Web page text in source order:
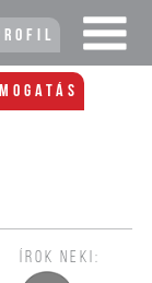
ÍROK NEKI: